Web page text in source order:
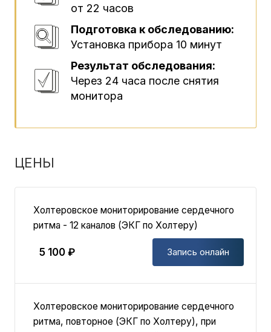
от 22 часов
Подготовка к обследованию:
Установка прибора 10 минут
Результат обследования:
Через 24 часа после снятия
монитора
ЦЕНЫ
Холтеровское мониторирование сердечного
ритма - 12 каналов (ЭКГ по Холтеру)
5 100 ₽ Запись онлайн
Холтеровское мониторирование сердечного
ритма, повторное (ЭКГ по Холтеру), при